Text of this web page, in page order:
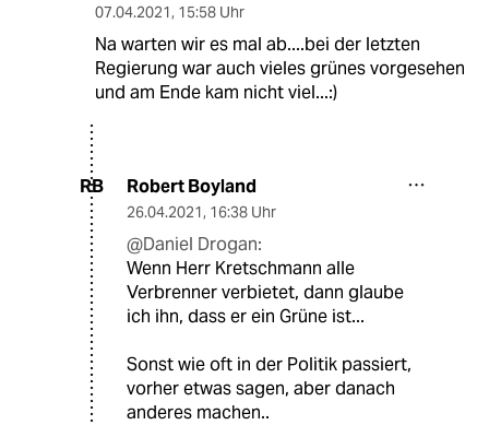
07.04.2021, 15:58 Uhr
Na warten wir es mal ab....bei der letzten
Regierung war auch vieles grünes vorgesehen
und am Ende kam nicht viel...:)
RB Robert Boyland
26.04.2021, 16:38 Uhr
@Daniel Drogan:
Wenn Herr Kretschmann alle
Verbrenner verbietet, dann glaube
ich ihn, dass er ein Grüne ist...
Sonst wie oft in der Politik passiert,
vorher etwas sagen, aber danach
anderes machen..